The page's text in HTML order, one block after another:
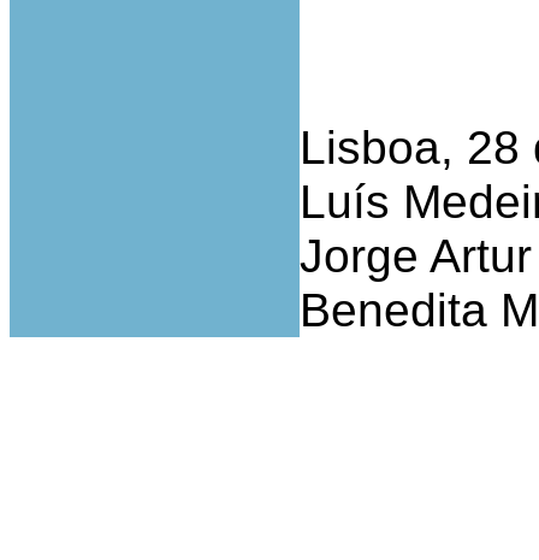
Lisboa, 28
Luís
Jorge
Benedita